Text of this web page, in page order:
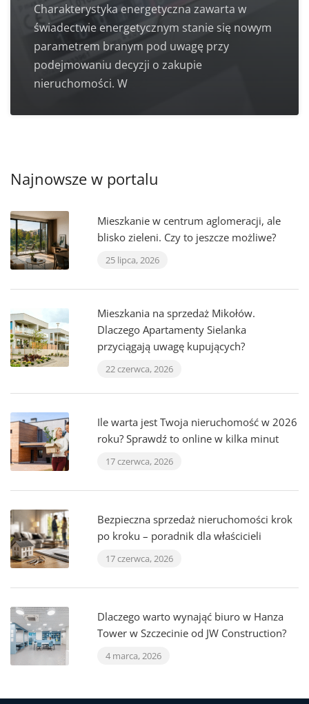
Charakterystyka energetyczna zawarta w
świadectwie energetycznym stanie się nowym
parametrem branym pod uwagę przy
podejmowaniu decyzji o zakupie
nieruchomości. W
Najnowsze w portalu
Mieszkanie w centrum aglomeracji, ale
blisko zieleni. Czy to jeszcze możliwe?
25 lipca, 2026
Mieszkania na sprzedaż Mikołów.
Dlaczego Apartamenty Sielanka
przyciągają uwagę kupujących?
22 czerwca, 2026
Ile warta jest Twoja nieruchomość w 2026
roku? Sprawdź to online w kilka minut
17 czerwca, 2026
Bezpieczna sprzedaż nieruchomości krok
po kroku – poradnik dla właścicieli
17 czerwca, 2026
Dlaczego warto wynająć biuro w Hanza
Tower w Szczecinie od JW Construction?
4 marca, 2026